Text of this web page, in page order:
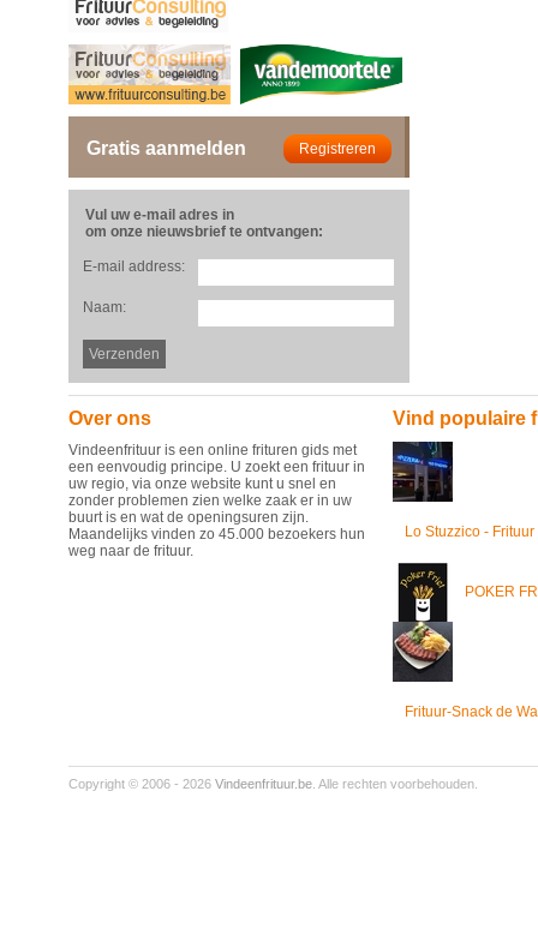
Gratis aanmelden
Vul uw e-mail adres in
om onze nieuwsbrief te ontvangen:
E-mail address:
Naam:
Over ons
Vindeenfrituur is een online frituren gids met
een eenvoudig principe. U zoekt een frituur in
uw regio, via onze website kunt u snel en
zonder problemen zien welke zaak er in uw
buurt is en wat de openingsuren zijn.
Maandelijks vinden zo 45.000 bezoekers hun
weg naar de frituur.
Vind populaire
Lo Stuzzico -
POKER
Frituur-Snack de
Copyright © 2006 - 2026 Vindeenfrituur.be . Alle rechten voorbehouden.